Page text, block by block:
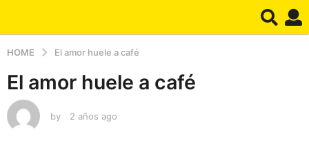
HOME El amor huele a café
El amor huele a café
by 2 años ago